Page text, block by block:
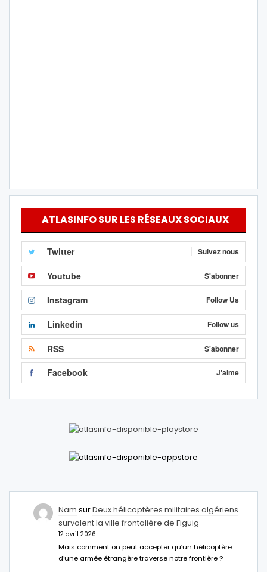
ATLASINFO SUR LES RÉSEAUX SOCIAUX
Twitter Suivez nous
Youtube S'abonner
Instagram Follow Us
Linkedin Follow us
RSS S'abonner
Facebook J'aime
Nam surDeux hélicoptères militaires algériens
survolent la ville frontalière de Figuig
12 avril 2026
Mais comment on peut accepter qu’un hélicoptère
d’une armée étrangère traverse notre frontière ?